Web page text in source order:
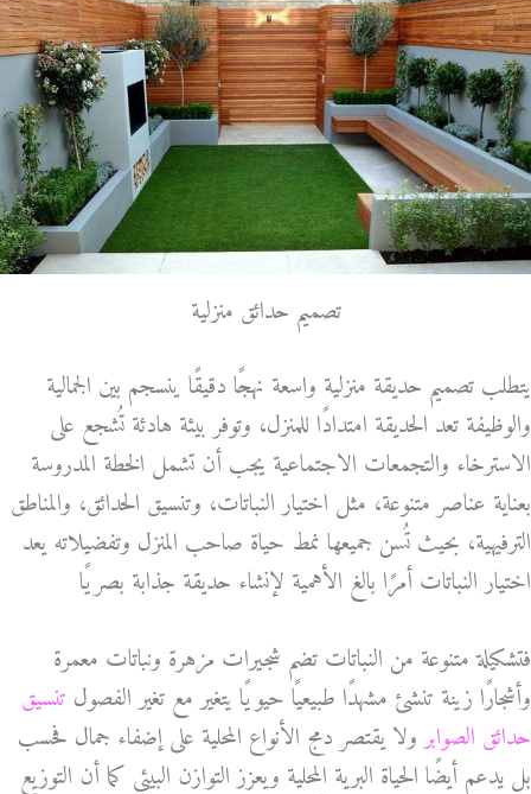
تصميم حدائق منزلية
يتطلب تصميم حديقة منزلية واسعة نهجًا دقيقًا ينسجم بين الجمالية
والوظيفة تعد الحديقة امتدادًا للمنزل، وتوفر بيئة هادئة تُشجع على
الاسترخاء والتجمعات الاجتماعية يجب أن تشمل الخطة المدروسة
بعناية عناصر متنوعة، مثل اختيار النباتات، وتنسيق الحدائق، والمناطق
الترفيهية، بحيث تُسن جميعها نمط حياة صاحب المنزل وتفضيلاته يعد
اختيار النباتات أمرًا بالغ الأهمية لإنشاء حديقة جذابة بصريًا
فتشكيلة متنوعة من النباتات تضم شجيرات مزهرة ونباتات معمرة
وأشجارًا زينة تنشئ مشهدًا طبيعيًا حيويًا يتغير مع تغير الفصول تنسيق
حدائق الصوابرولا يقتصر دمج الأنواع المحلية على إضفاء جمال فحسب
بل يدعم أيضًا الحياة البرية المحلية ويعزز التوازن البيئي كما أن التوزيع